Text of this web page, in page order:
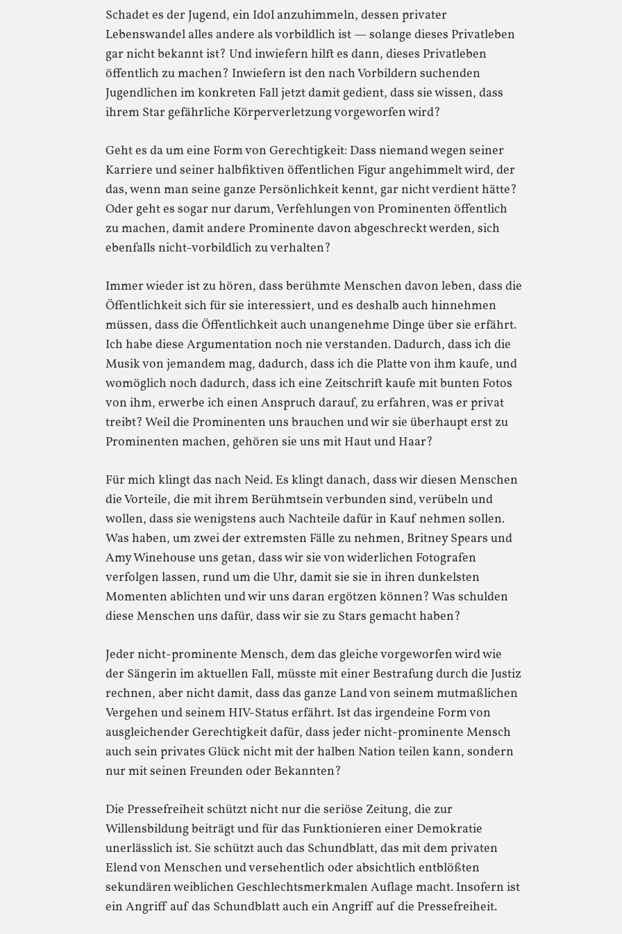
Schadet es der Jugend, ein Idol anzuhimmeln, dessen privater
Lebenswandel alles andere als vorbildlich ist — solange dieses Privatleben
gar nicht bekannt ist? Und inwiefern hilft es dann, dieses Privatleben
öffentlich zu machen? Inwiefern ist den nach Vorbildern suchenden
Jugendlichen im konkreten Fall jetzt damit gedient, dass sie wissen, dass
ihrem Star gefährliche Körperverletzung vorgeworfen wird?
Geht es da um eine Form von Gerechtigkeit: Dass niemand wegen seiner
Karriere und seiner halbfiktiven öffentlichen Figur angehimmelt wird, der
das, wenn man seine ganze Persönlichkeit kennt, gar nicht verdient hätte?
Oder geht es sogar nur darum, Verfehlungen von Prominenten öffentlich
zu machen, damit andere Prominente davon abgeschreckt werden, sich
ebenfalls nicht-vorbildlich zu verhalten?
Immer wieder ist zu hören, dass berühmte Menschen davon leben, dass die
Öffentlichkeit sich für sie interessiert, und es deshalb auch hinnehmen
müssen, dass die Öffentlichkeit auch unangenehme Dinge über sie erfährt.
Ich habe diese Argumentation noch nie verstanden. Dadurch, dass ich die
Musik von jemandem mag, dadurch, dass ich die Platte von ihm kaufe, und
womöglich noch dadurch, dass ich eine Zeitschrift kaufe mit bunten Fotos
von ihm, erwerbe ich einen Anspruch darauf, zu erfahren, was er privat
treibt? Weil die Prominenten uns brauchen und wir sie überhaupt erst zu
Prominenten machen, gehören sie uns mit Haut und Haar?
Für mich klingt das nach Neid. Es klingt danach, dass wir diesen Menschen
die Vorteile, die mit ihrem Berühmtsein verbunden sind, verübeln und
wollen, dass sie wenigstens auch Nachteile dafür in Kauf nehmen sollen.
Was haben, um zwei der extremsten Fälle zu nehmen, Britney Spears und
Amy Winehouse uns getan, dass wir sie von widerlichen Fotografen
verfolgen lassen, rund um die Uhr, damit sie sie in ihren dunkelsten
Momenten ablichten und wir uns daran ergötzen können? Was schulden
diese Menschen uns dafür, dass wir sie zu Stars gemacht haben?
Jeder nicht-prominente Mensch, dem das gleiche vorgeworfen wird wie
der Sängerin im aktuellen Fall, müsste mit einer Bestrafung durch die Justiz
rechnen, aber nicht damit, dass das ganze Land von seinem mutmaßlichen
Vergehen und seinem HIV-Status erfährt. Ist das irgendeine Form von
ausgleichender Gerechtigkeit dafür, dass jeder nicht-prominente Mensch
auch sein privates Glück nicht mit der halben Nation teilen kann, sondern
nur mit seinen Freunden oder Bekannten?
Die Pressefreiheit schützt nicht nur die seriöse Zeitung, die zur
Willensbildung beiträgt und für das Funktionieren einer Demokratie
unerlässlich ist. Sie schützt auch das Schundblatt, das mit dem privaten
Elend von Menschen und versehentlich oder absichtlich entblößten
sekundären weiblichen Geschlechtsmerkmalen Auflage macht. Insofern ist
ein Angriff auf das Schundblatt auch ein Angriff auf die Pressefreiheit.